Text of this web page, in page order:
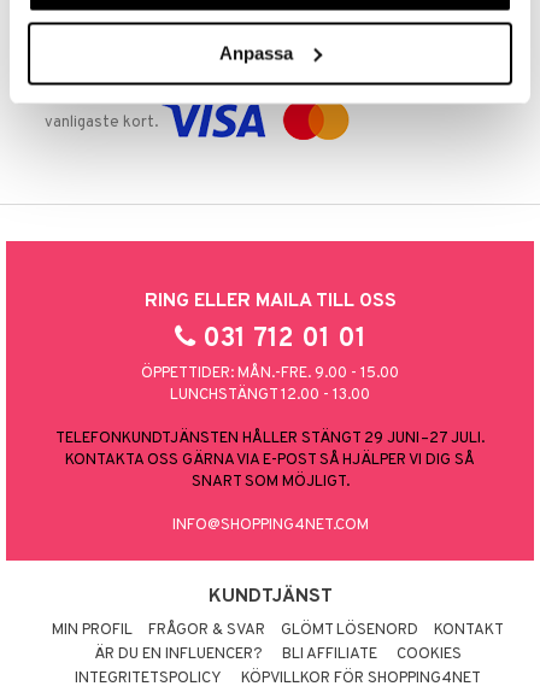
Anpassa
Läkemedelsverket gällande försäljning av läkemedel.
TRYGGA KÖP
Handla tryggt & säkert via faktura, delbetalning eller marknadens
vanligaste kort.
RING ELLER MAILA TILL OSS
031 712 01 01
ÖPPETTIDER: MÅN.-FRE. 9.00 - 15.00
LUNCHSTÄNGT 12.00 - 13.00
TELEFONKUNDTJÄNSTEN HÅLLER STÄNGT 29 JUNI–27 JULI.
KONTAKTA OSS GÄRNA VIA E-POST SÅ HJÄLPER VI DIG SÅ
SNART SOM MÖJLIGT.
INFO@SHOPPING4NET.COM
KUNDTJÄNST
MIN PROFIL FRÅGOR & SVAR GLÖMT LÖSENORD
KONTAKT
ÄR DU EN INFLUENCER?
BLI AFFILIATE
COOKIES
INTEGRITETSPOLICY
KÖPVILLKOR FÖR SHOPPING4NET